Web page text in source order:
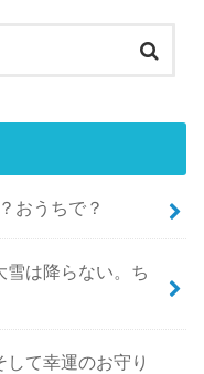
おうちで？
雪は降らない。ち
て幸運のお守り